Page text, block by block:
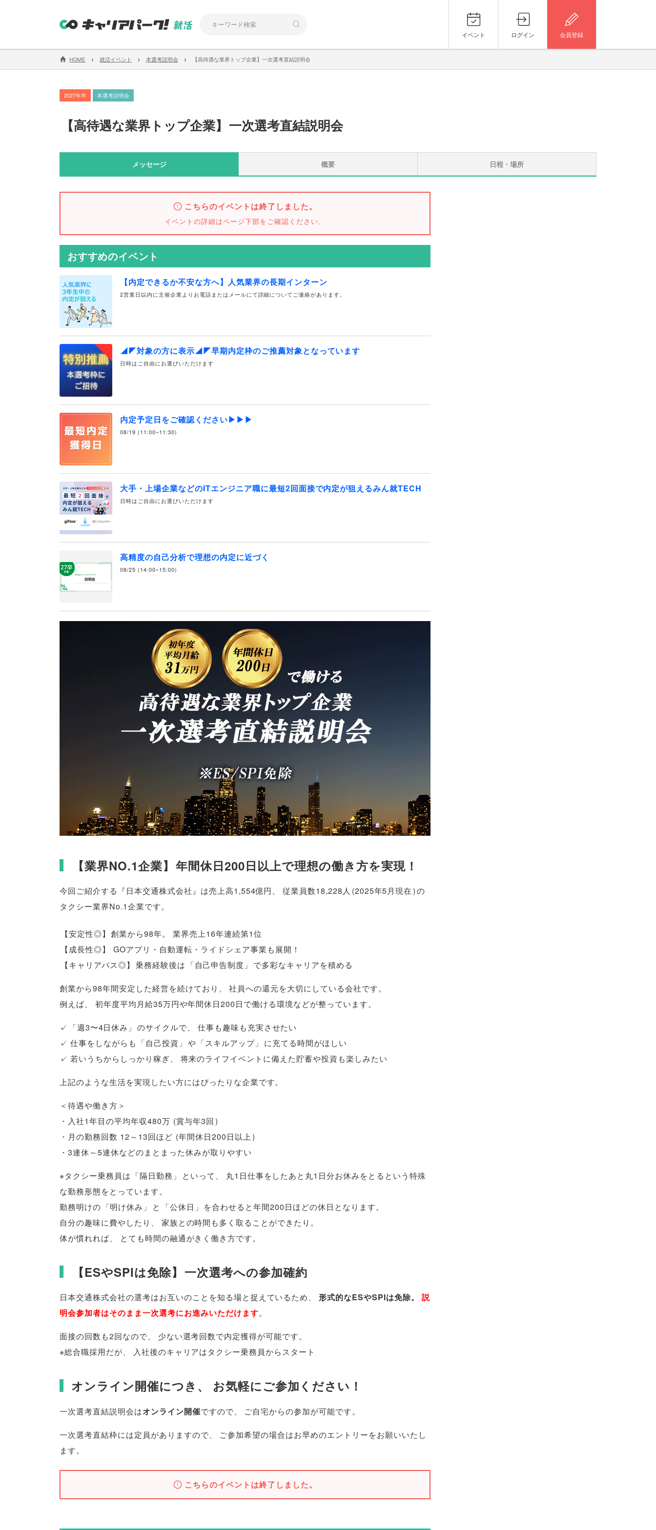
イベント ログイン 会員登録
HOME › 就活イベント › 本選考説明会 › 【高待遇な業界トップ企業】一次選考直結説明会
2027年卒 本選考説明会
【高待遇な業界トップ企業】 一次選考直結説明会
メッセージ 概要 日程・場所
こちらのイベントは終了しました。
イベントの詳細はページ下部をご確認ください。
おすすめのイベント
【内定できるか不安な方へ】人気業界の長期インターン
2営業日以内に主催企業よりお電話またはメールにて詳細についてご連絡があります。
◢◤対象の方に表示◢◤早期内定枠のご推薦対象となっています
日時はご自由にお選びいただけます
内定予定日をご確認ください▶▶▶
08/19 (11:00~11:30)
大手・上場企業などのITエンジニア職に最短2回面接で内定が狙えるみん就TECH
日時はご自由にお選びいただけます
高精度の自己分析で理想の内定に近づく
08/25 (14:00~15:00)
【業界NO.1企業】 年間休日200日以上で理想の働き方を実現！
今回ご紹介する『日本交通株式会社』は売上高1,554億円、 従業員数18,228人 (2025年5月現在)の
タクシー業界No.1企業です。
【安定性◎】 創業から98年。
業界売上16年連続第1位
【成長性◎】
GOアプリ・自動運転・ライドシェア事業も展開！
【キャリアパス◎】 乗務経験後は 「自己申告制度 」 で多彩なキャリアを積める
創業から98年間安定した経営を続けており 、 社員への還元を大切にしている会社です。
例えば、 初年度平均月給35万円や年間休日200日で働ける環境などが整っています。
✓ 「週3〜4日休み 」 のサイクルで、
仕事も趣味も充実させたい
✓ 仕事をしながらも 「自己投資 」 や 「スキルアップ 」 に充てる時間がほしい
✓ 若いうちからしっかり稼ぎ、 将来のライフイベントに備えた貯蓄や投資も楽しみたい
上記のような生活を実現したい方にはぴったりな企業です。
＜待遇や働き方＞
・入社1年目の平均年収480万 (賞与年3回)
・月の勤務回数 12～13回ほど (年間休日200日以上)
・3連休～5連休などのまとまった休みが取りやすい
※タクシー乗務員は 「隔日勤務 」 といって 、
丸1日仕事をしたあと丸1日分お休みをとるという特殊
な勤務形態をとっています。
勤務明けの 「明け休み 」 と 「公休日 」 を合わせると年間200日ほどの休日となります。
自分の趣味に費やしたり 、 家族との時間も多く取ることができたり 。
体が慣れれば、 とても時間の融通がきく働き方です。
【ESやSPIは免除】 一次選考への参加確約
日本交通株式会社の選考はお互いのことを知る場と捉えているため、 形式的なESやSPIは免除。
説
明会参加者はそのまま一次選考にお進みいただけます。
面接の回数も2回なので、 少ない選考回数で内定獲得が可能です。
※総合職採用だが、 入社後のキャリアはタクシー乗務員からスタート
オンライン開催につき 、 お気軽にご参加ください！
一次選考直結説明会はオンライン開催ですので、 ご自宅からの参加が可能です。
一次選考直結枠には定員がありますので、
ご参加希望の場合はお早めのエントリーをお願いいたし
ます。
こちらのイベントは終了しました。